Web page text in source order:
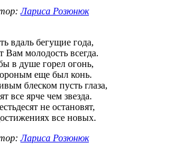
Лариса Розюнюк
вдаль бегущие года,
Вам молодость всегда.
в душе горел огонь,
еще был конь.
блеском пусть глаза,
все ярче чем звезда.
не остановят,
все новых.
Лариса Розюнюк